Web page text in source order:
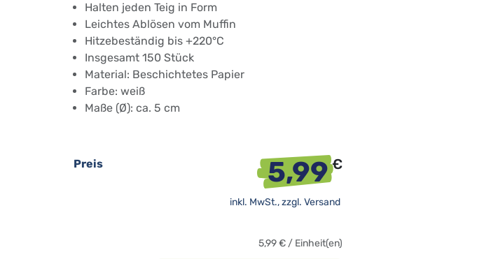
Halten jeden Teig in Form
Leichtes Ablösen vom Muffin
Hitzebeständig bis +220°C
Insgesamt 150 Stück
Material: Beschichtetes Papier
Farbe: weiß
Maße (Ø): ca. 5 cm
Preis 5,99€
inkl. MwSt., zzgl. Versand
5,99€/ Einheit(en)